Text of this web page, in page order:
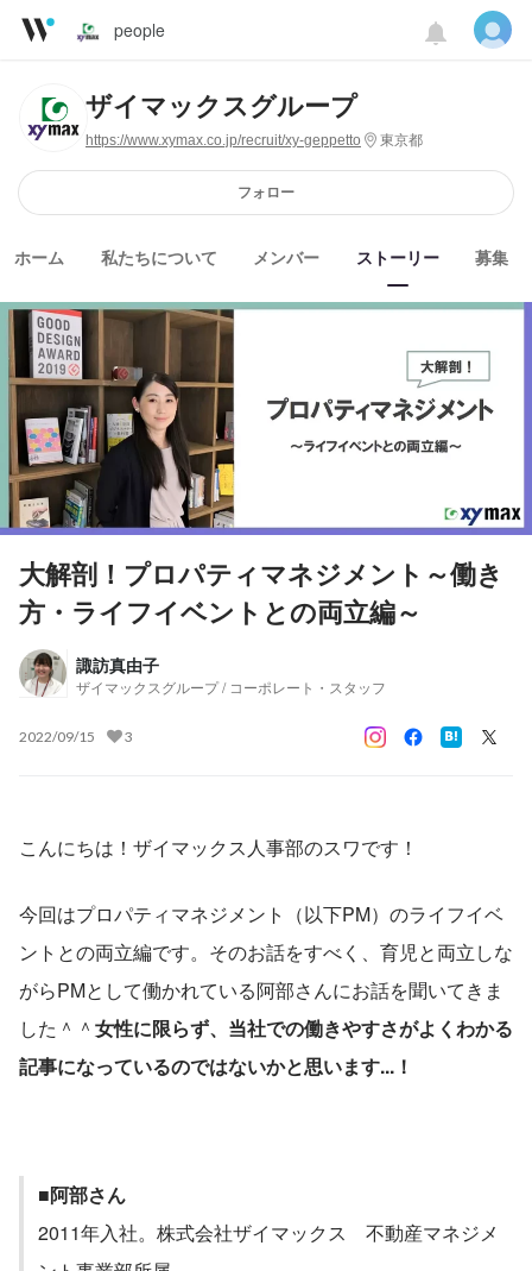
people
ザイマックスグループ
https://www.xymax.co.jp/recruit/xy-geppetto 東京都
フォロー
ホーム 私たちについて メンバー ストーリー 募集
大解剖！プロパティマネジメント～働き
方・ライフイベントとの両立編～
諏訪真由子
ザイマックスグループ / コーポレート・スタッフ
2022/09/15 3
こんにちは！ザイマックス人事部のスワです！
今回はプロパティマネジメント（以下PM）のライフイベ
ントとの両立編です。そのお話をすべく、育児と両立しな
がらPMとして働かれている阿部さんにお話を聞いてきま
した＾＾ 女性に限らず、当社での働きやすさがよくわかる
記事になっているのではないかと思います...！
■阿部さん
2011年入社。株式会社ザイマックス　不動産マネジメ